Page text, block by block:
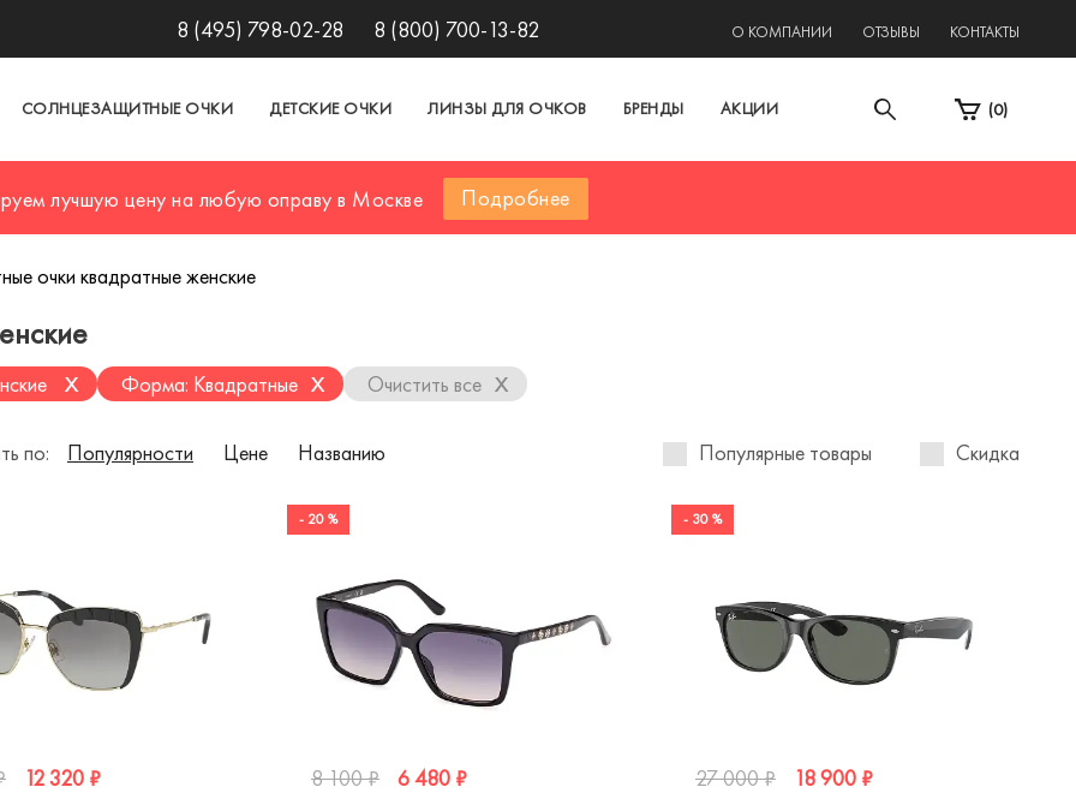
8 (495) 798-02-28 8 (800) 700-13-82 О КОМПАНИИ ОТЗЫВЫ КОНТАКТЫ
СОЛНЦЕЗАЩИТНЫЕ ОЧКИ ДЕТСКИЕ ОЧКИ ЛИНЗЫ ДЛЯ ОЧКОВ БРЕНДЫ АКЦИИ (0)
лучшую цену на любую оправу в Москве Подробнее
очки квадратные женские
x Форма: Квадратные x Очистить все x
по: Популярности Цене Названию Популярные товары Скидка
12 320 ₽
- 20 %
8 100 ₽
6 480 ₽
- 30 %
27 000 ₽
18 900 ₽